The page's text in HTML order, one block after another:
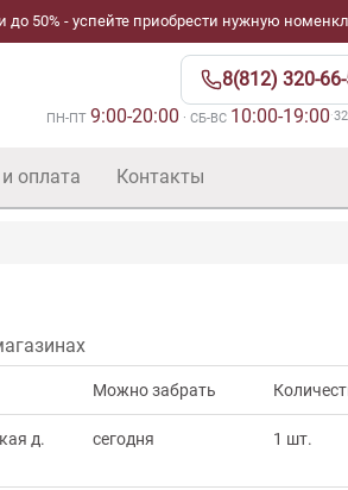
до 50% - успейте приобрести нужную
8(812) 320-
ПН-ПТ 9:00-20:00 · СБ-ВС 10:00-19:00·
оплата Контакты
Можно забрать
д.
сегодня 1 шт.